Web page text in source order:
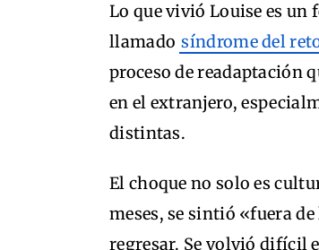
Lo que vivió Louise es un
llamado síndrome del
proceso de readaptación
en el extranjero,
distintas.
El choque no solo es
meses, se sintió «fuera
regresar. Se volvió difícil